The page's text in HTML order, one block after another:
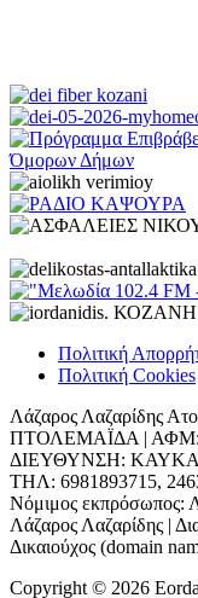
Πολιτική
Πολιτική Cookies
Λάζαρος Λαζαρίδης
ΠΤΟΛΕΜΑΪΔΑ | ΑΦΜ:
ΔΙΕΥΘΥΝΣΗ:
ΤΗΛ: 6981893715,
Νόμιμος εκπρόσωπος:
Λάζαρος Λαζαρίδης |
Δικαιούχος (domain
Copyright © 2026